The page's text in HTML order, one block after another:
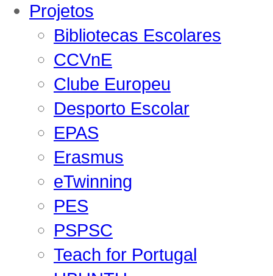
Projetos
Bibliotecas Escolares
CCVnE
Clube Europeu
Desporto Escolar
EPAS
Erasmus
eTwinning
PES
PSPSC
Teach for Portugal